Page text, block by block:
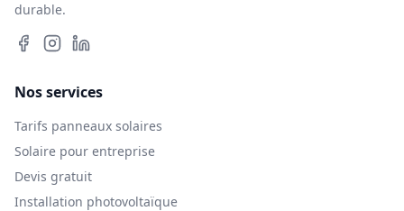
durable.
Nos services
Tarifs panneaux solaires
Solaire pour entreprise
Devis gratuit
Installation photovoltaïque